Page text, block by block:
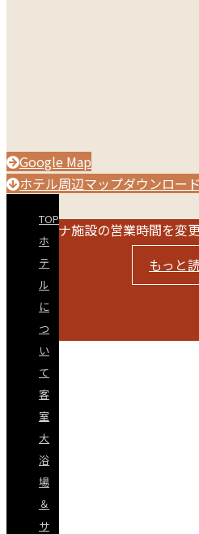
Google Map
ホテル周辺マップダウンロード
TOP
ホ
テ
ル
に
つ
い
て
客
室
大
浴
場
＆
サ
温泉サウナ施設の営業時間を変
もっと
【重要】サウナの営業時間
閉じる